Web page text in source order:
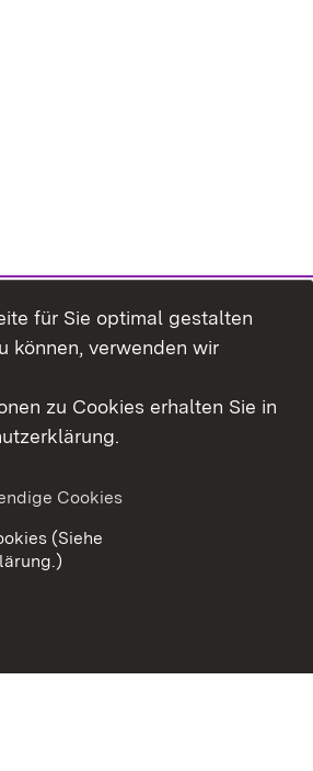
Benutzungshinweise
für Sie optimal gestalten
können, verwenden wir
zu Cookies erhalten Sie in
Cookies
(Siehe